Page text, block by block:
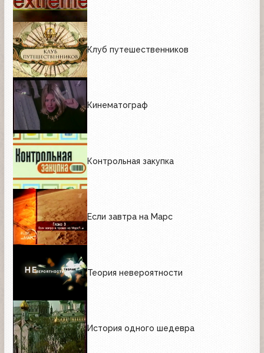
Клуб путешественников
Кинематограф
Контрольная закупка
Если завтра на Марс
Теория невероятности
История одного шедевра